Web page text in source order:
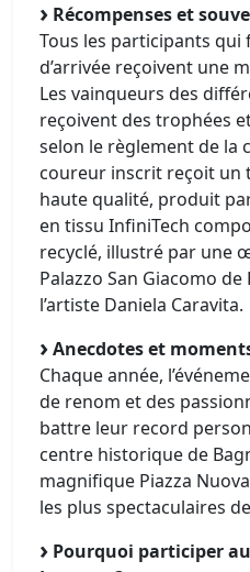
Récompenses et
Tous les participants
d’arrivée reçoivent une
Les vainqueurs des
reçoivent des trophées
selon le règlement de la
coureur inscrit reçoit un
haute qualité, produit
en tissu InfiniTech
recyclé, illustré par une
Palazzo San Giacomo
l’artiste Daniela Caravita.
Anecdotes et
Chaque année,
de renom et des
battre leur record
centre historique de
magnifique Piazza
les plus spectaculaires
Pourquoi participer